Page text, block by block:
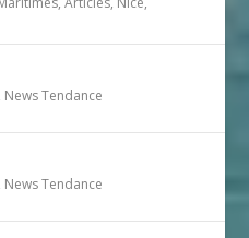
News Tendance
News Tendance